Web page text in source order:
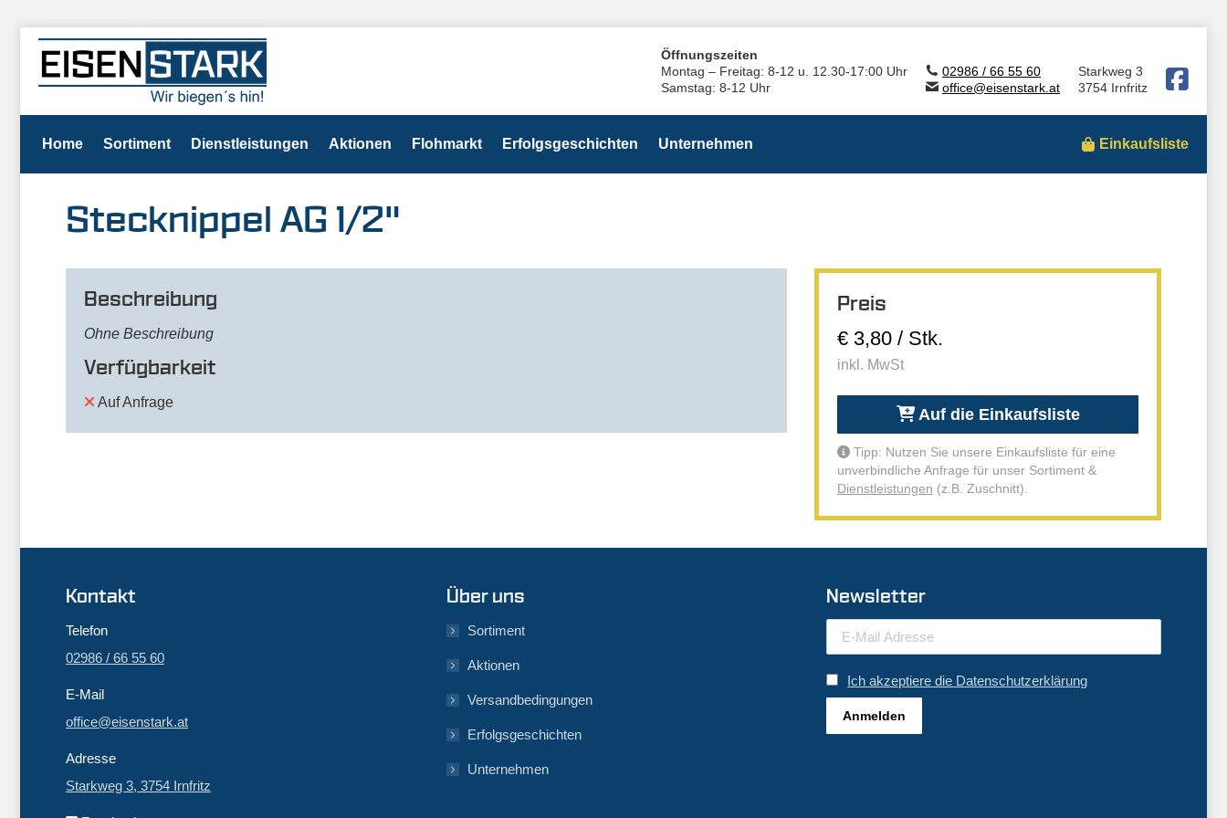
Öffnungszeiten
Montag – Freitag: 8-12 u. 12.30-17:00 Uhr
Samstag: 8-12 Uhr
02986 / 66 55 60
office@eisenstark.at
Starkweg 3
3754 Irnfritz
Home Sortiment Dienstleistungen Aktionen Flohmarkt Erfolgsgeschichten Unternehmen Einkaufsliste
Stecknippel AG 1/2"
Beschreibung
Ohne Beschreibung
Verfügbarkeit
Auf Anfrage
Preis
€ 3,80 / Stk.
inkl. MwSt
Auf die Einkaufsliste
Tipp: Nutzen Sie unsere Einkaufsliste für eine
unverbindliche Anfrage für unser Sortiment &
Dienstleistungen (z.B. Zuschnitt).
Kontakt
Telefon
02986 / 66 55 60
E-Mail
office@eisenstark.at
Adresse
Starkweg 3, 3754 Irnfritz
Über uns
Sortiment
Aktionen
Versandbedingungen
Erfolgsgeschichten
Unternehmen
Newsletter
Ich akzeptiere die Datenschutzerklärung